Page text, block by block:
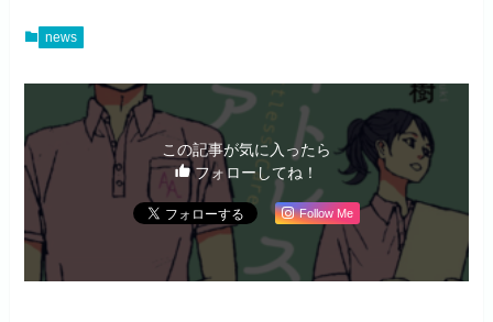
news
この記事が気に入ったら
フォローしてね！
Follow Me